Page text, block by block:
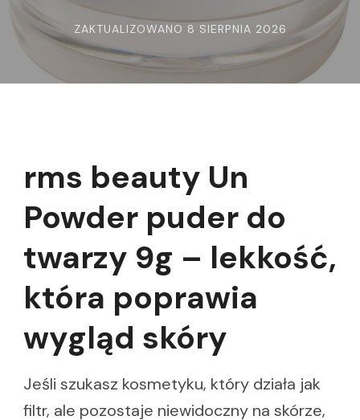
ZAKTUALIZOWANO 8 SIERPNIA 2026
rms beauty Un
Powder puder do
twarzy 9g – lekkość,
która poprawia
wygląd skóry
Jeśli szukasz kosmetyku, który działa jak
filtr, ale pozostaje niewidoczny na skórze,